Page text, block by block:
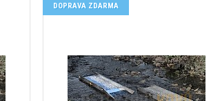
DOPRAVA ZDARMA